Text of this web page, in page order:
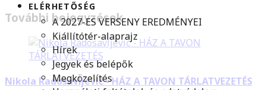
ELÉRHETŐSÉG
A 2027-ES VERSENY EREDMÉNYEI
Kiállítótér-alaprajz
Hírek
Jegyek és belépők
Megközelítés
További bejegyzések
Nikola Radosavljević - HÁZ A TAVON TÁRLATVEZETÉS